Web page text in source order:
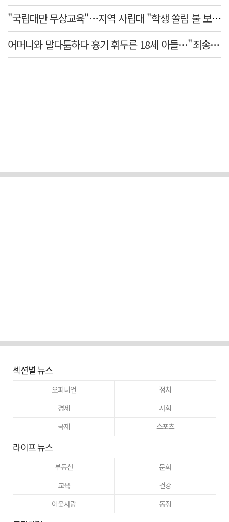
"국립대만 무상교육"…지역 사립대 "학생 쏠림 불 보듯"
어머니와 말다툼하다 흉기 휘두른 18세 아들…"죄송하지 않나" 묻자 침묵
섹션별 뉴스
오피니언
정치
경제
사회
국제
스포츠
라이프 뉴스
부동산
문화
교육
건강
이웃사랑
동정